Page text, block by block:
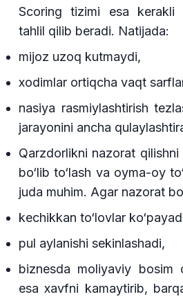
Scoring tizimi esa kerakli
tahlil qilib beradi. Natijada:
mijoz uzoq kutmaydi,
xodimlar ortiqcha vaqt
nasiya rasmiylashtirish
jarayonini ancha
Qarzdorlikni nazorat qilishni
bo‘lib to‘lash va oyma-oy
juda muhim. Agar nazorat
kechikkan to‘lovlar
pul aylanishi sekinlashadi,
biznesda moliyaviy bosim
esa xavfni kamaytirib,